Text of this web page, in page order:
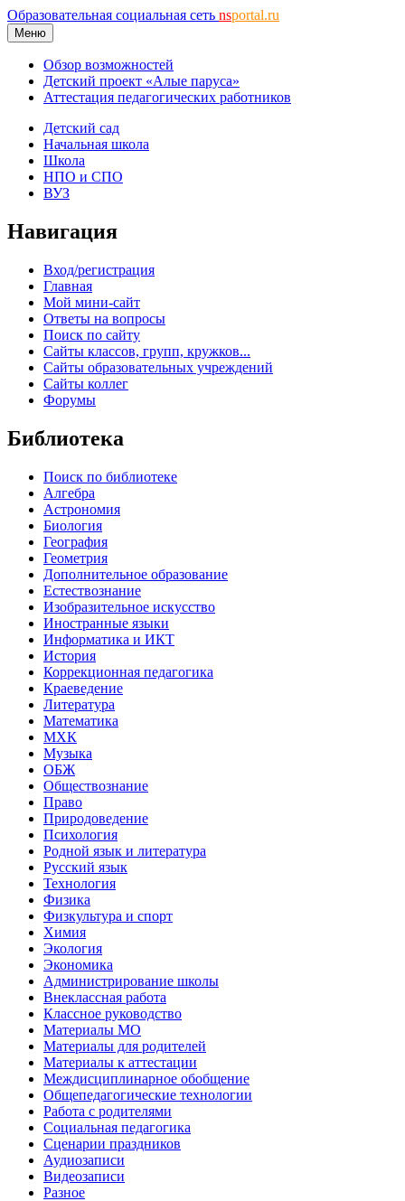
Образовательная социальная сеть nsportal.ru
Меню
Обзор возможностей
Детский проект «Алые паруса»
Аттестация педагогических работников
Детский сад
Начальная школа
Школа
НПО и СПО
ВУЗ
Навигация
Вход/регистрация
Главная
Мой мини-сайт
Ответы на вопросы
Поиск по сайту
Сайты классов, групп, кружков...
Сайты образовательных учреждений
Сайты коллег
Форумы
Библиотека
Поиск по библиотеке
Алгебра
Астрономия
Биология
География
Геометрия
Дополнительное образование
Естествознание
Изобразительное искусство
Иностранные языки
Информатика и ИКТ
История
Коррекционная педагогика
Краеведение
Литература
Математика
МХК
Музыка
ОБЖ
Обществознание
Право
Природоведение
Психология
Родной язык и литература
Русский язык
Технология
Физика
Физкультура и спорт
Химия
Экология
Экономика
Администрирование школы
Внеклассная работа
Классное руководство
Материалы МО
Материалы для родителей
Материалы к аттестации
Междисциплинарное обобщение
Общепедагогические технологии
Работа с родителями
Социальная педагогика
Сценарии праздников
Аудиозаписи
Видеозаписи
Разное